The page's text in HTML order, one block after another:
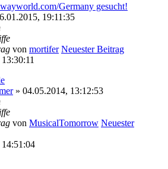
Germany gesucht!
19:11:35
von mortifer Neuester Beitrag
» 04.05.2014, 13:12:53
von MusicalTomorrow Neuester